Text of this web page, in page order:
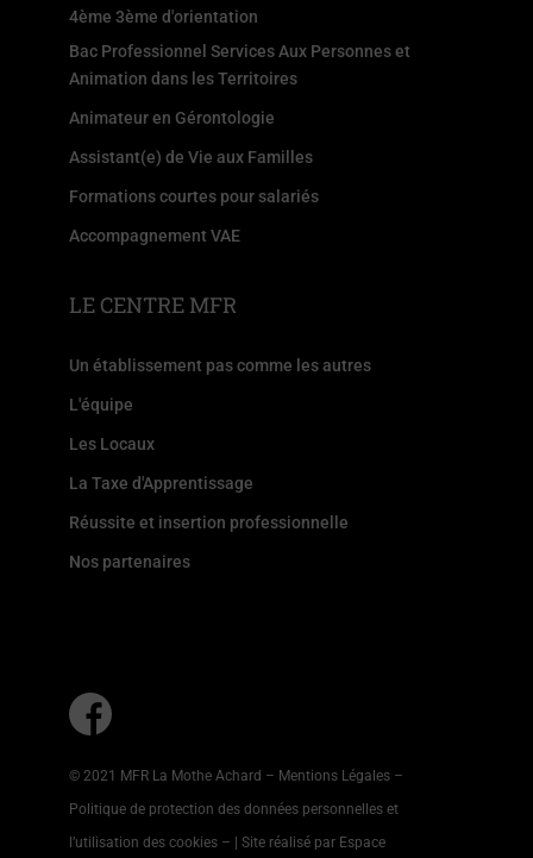
4ème 3ème d'orientation
Bac Professionnel Services Aux Personnes et
Animation dans les Territoires
Animateur en Gérontologie
Assistant(e) de Vie aux Familles
Formations courtes pour salariés
Accompagnement VAE
LE CENTRE MFR
Un établissement pas comme les autres
L'équipe
Les Locaux
La Taxe d'Apprentissage
Réussite et insertion professionnelle
Nos partenaires
© 2021 MFR La Mothe Achard – Mentions Légales –
Politique de protection des données personnelles et
l’utilisation des cookies – | Site réalisé par Espace